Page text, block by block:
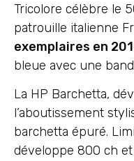
Tricolore célèbre le
patrouille italienne
exemplaires en
bleue avec une
La HP Barchetta,
l’aboutissement
barchetta épuré.
développe 800 ch